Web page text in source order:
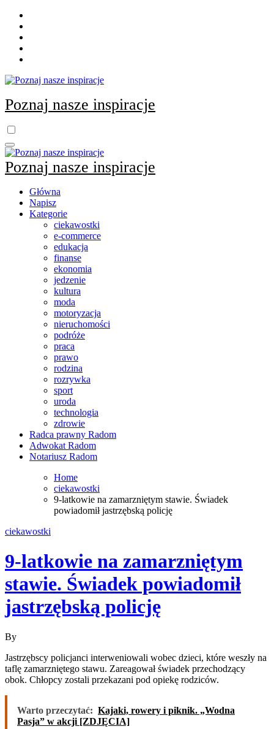
Skip
content
Poznaj nasze inspiracje
Poznaj nasze inspiracje
Główna
Napisz
Kategorie
ciekawostki
e-commerce
edukacja
finanse
ekonomia
jedzenie
kultura
moda
motoryzacja
nieruchomości
podróże
praca
prawo
rodzina
rozrywka
sport
uroda
technologia
zdrowie
Radca prawny Radom
Adwokat Radom
Notariusz Radom
Home
ciekawostki
9-latkowie na zamarzniętym stawie. Świadek
powiadomił jastrzębską policję
ciekawostki
9-latkowie na zamarzniętym
stawie. Świadek powiadomił
jastrzębską policję
By
Jastrzębscy policjanci interweniowali wobec dzieci, które weszły na
taflę zamarzniętego stawu. Zareagował świadek przechodzący
obok. Chłopcy zostali przekazani pod opiekę rodziców.
Warto przeczytać: Kajaki, rowery i piknik. „Wodna
Pasja” w akcji [ZDJĘCIA]